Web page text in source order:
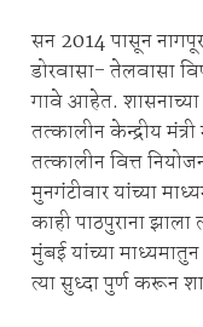
सन 2014 पासून
डोरवासा- तेलवासा
गावे आहेत.
तत्कालीन केन्द्रीय
तत्कालीन वित्त
मुनगंटीवार यांच्या
काही पाठपुराना
मुंबई यांच्या माध्यमातुन
त्या सुध्दा पुर्ण करून